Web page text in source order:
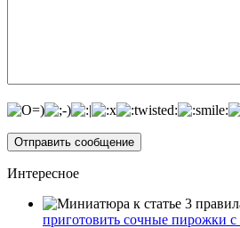
Интересное
приготовить сочные пирожки